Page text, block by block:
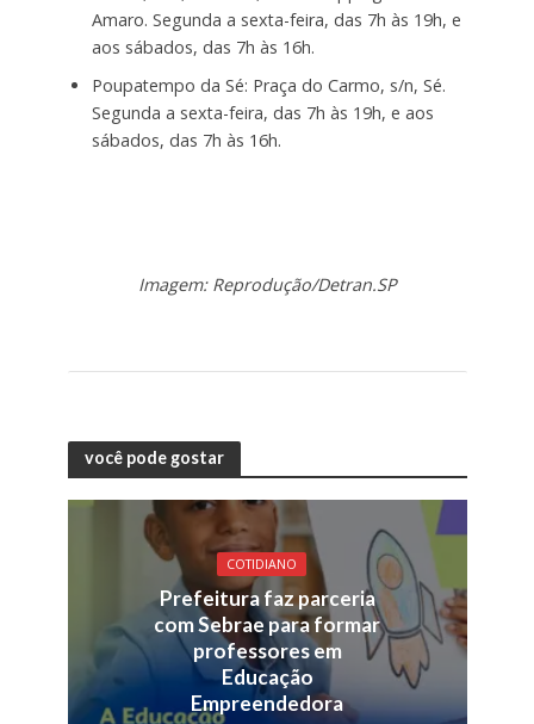
Amaro. Segunda a sexta-feira, das 7h às 19h, e
aos sábados, das 7h às 16h.
Poupatempo da Sé: Praça do Carmo, s/n, Sé.
Segunda a sexta-feira, das 7h às 19h, e aos
sábados, das 7h às 16h.
Imagem: Reprodução/Detran.SP
você pode gostar
COTIDIANO
Prefeitura faz parceria
com Sebrae para formar
professores em
Educação
Empreendedora